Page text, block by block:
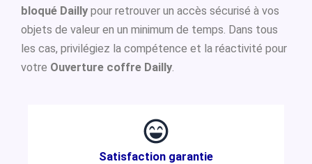
bloqué Dailly pour retrouver un accès sécurisé à vos
objets de valeur en un minimum de temps. Dans tous
les cas, privilégiez la compétence et la réactivité pour
votre Ouverture coffre Dailly.
Satisfaction garantie